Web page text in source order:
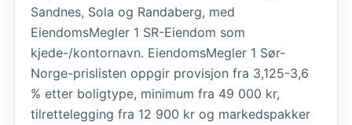
Sandnes, Sola og Randaberg, med
EiendomsMegler 1 SR-Eiendom som
kjede-/kontornavn. EiendomsMegler 1 Sør-
Norge-prislisten oppgir provisjon fra 3,125-3,6
% etter boligtype, minimum fra 49 000 kr,
tilrettelegging fra 12 900 kr og markedspakker